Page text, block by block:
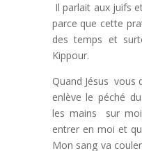
Il parlait aux juifs
parce que cette
des temps et
Kippour.
Quand Jésus vous
enlève le péché
les mains sur
entrer en moi et
Mon sang va